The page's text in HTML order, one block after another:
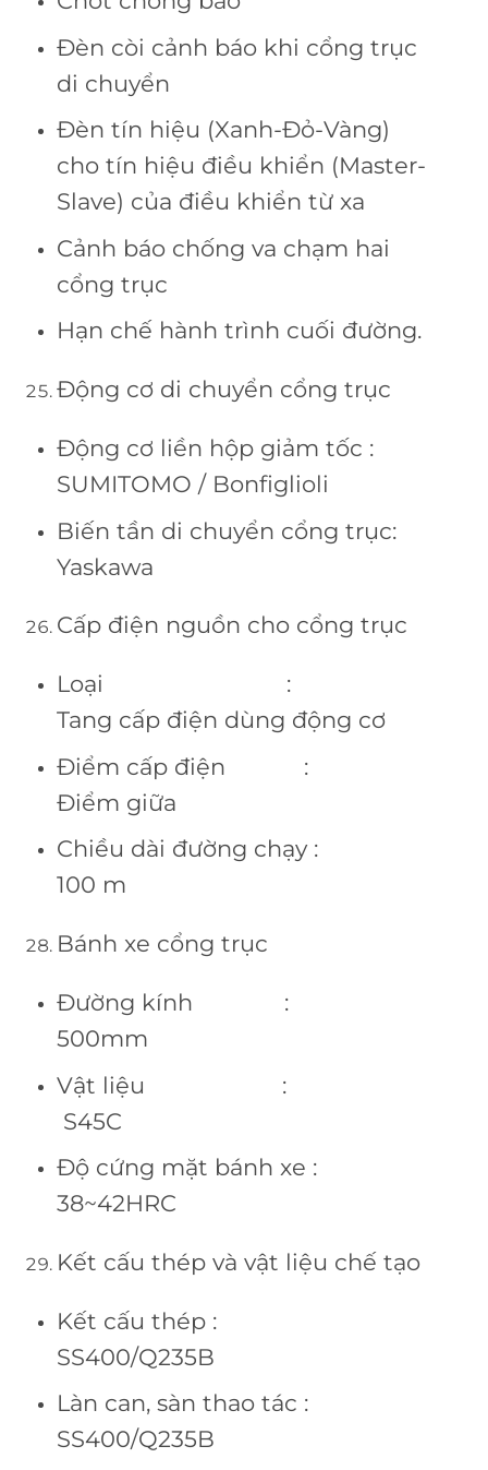
Đèn còi cảnh báo khi cổng trục
di chuyển
Đèn tín hiệu (Xanh-Đỏ-Vàng)
cho tín hiệu điều khiển (Master-
Slave) của điều khiển từ xa
Cảnh báo chống va chạm hai
cổng trục
Hạn chế hành trình cuối đường.
Động cơ di chuyển cổng trục
Động cơ liền hộp giảm tốc :
SUMITOMO / Bonfiglioli
Biến tần di chuyển cổng trục:
Yaskawa
Cấp điện nguồn cho cổng trục
Loại :
Tang cấp điện dùng động cơ
Điểm cấp điện :
Điểm giữa
Chiều dài đường chạy :
100 m
Bánh xe cổng trục
Đường kính :
500mm
Vật liệu :
S45C
Độ cứng mặt bánh xe :
38~42HRC
Kết cấu thép và vật liệu chế tạo
Kết cấu thép :
SS400/Q235B
Làn can, sàn thao tác :
SS400/Q235B